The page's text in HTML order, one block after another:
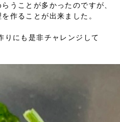
うことが多かったのですが、
作ることが出来ました。
りにも是非チャレンジして